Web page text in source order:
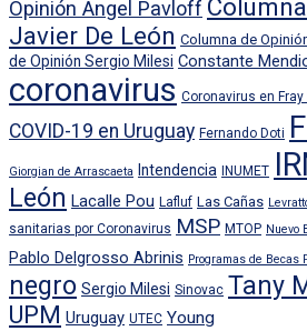
Opinión Angel Pavloff
Javier De León Columna de
de Opinión Sergio Milesi Constante
coronavirus Coronavirus en
COVID-19 en Uruguay Fernando Doti
Giorgian de Arrascaeta Intendencia INUMET
León Lacalle Pou Lafluf Las Cañas
sanitarias por Coronavirus MSP MTOP Nuevo
Pablo Delgrosso Abrinis Programas de Becas
negro Sergio Milesi Sinovac Tany
UPM Uruguay UTEC Young